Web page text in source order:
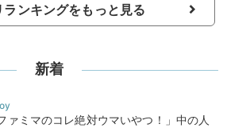
ランキングをもっと見る
新着
ァミマのコレ絶対ウマいやつ！」中の人